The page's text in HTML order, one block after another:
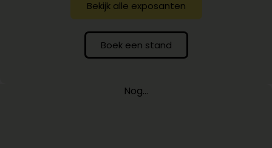
Bekijk alle exposanten
Boek een stand
Nog…